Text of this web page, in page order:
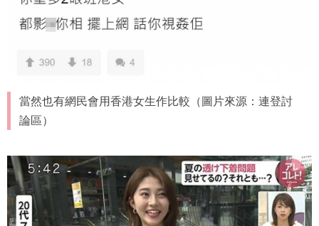
當然也有網民會用香港女生作比較（圖片來源：連登討
論區）